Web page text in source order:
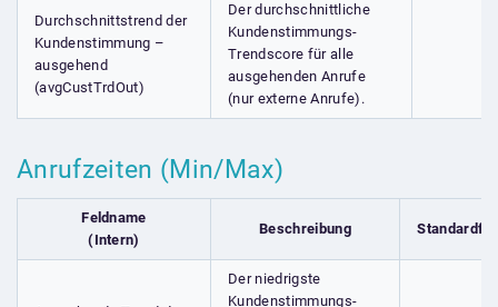
Durchschnittstrend der
Kundenstimmung –
ausgehend
(avgCustTrdOut)
Der durchschnittliche
Kundenstimmungs-
Trendscore für alle
ausgehenden Anrufe
(nur externe Anrufe).
Anrufzeiten (Min/Max)
Feldname
(Intern)
Beschreibung
Der niedrigste
Kundenstimmungs-